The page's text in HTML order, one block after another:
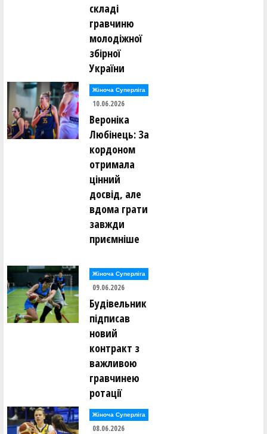
складі
гравчиню
молодіжної
збірної
України
Жіноча Суперліга
10.06.2026
Вероніка
Любінець: За
кордоном
отримала
цінний
досвід, але
вдома грати
завжди
приємніше
Жіноча Суперліга
09.06.2026
Будівельник
підписав
новий
контракт з
важливою
гравчинею
ротації
Жіноча Суперліга
08.06.2026